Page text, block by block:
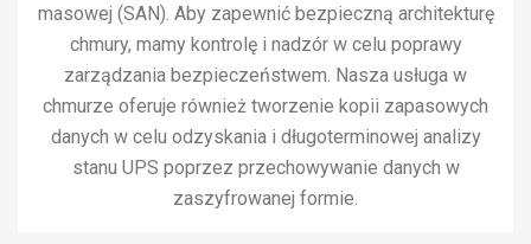
masowej (SAN). Aby zapewnić bezpieczną architekturę
chmury, mamy kontrolę i nadzór w celu poprawy
zarządzania bezpieczeństwem. Nasza usługa w
chmurze oferuje również tworzenie kopii zapasowych
danych w celu odzyskania i długoterminowej analizy
stanu UPS poprzez przechowywanie danych w
zaszyfrowanej formie.